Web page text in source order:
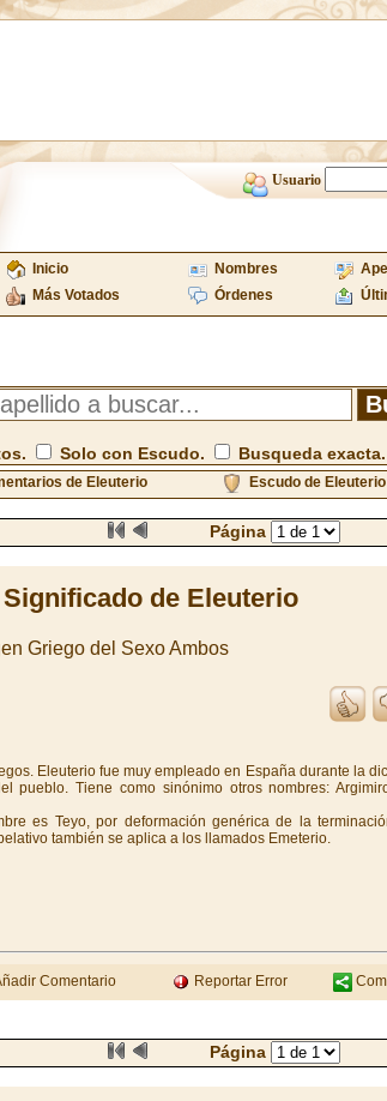
Usuario
Inicio Nombres
Más Votados
Órdenes
Solo con Escudo. Busqueda exacta.
de Eleuterio Escudo de Eleuterio
Página
Significado de Eleuterio
Griego del Sexo Ambos
Eleuterio fue muy empleado en España durante la
pueblo. Tiene como sinónimo otros nombres:
es Teyo, por deformación genérica de la
también se aplica a los llamados Emeterio.
Comentario Reportar Error
Página